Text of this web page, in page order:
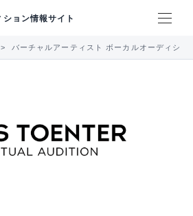
ョン情報サイト
バーチャルアーティスト ボーカルオーディショ